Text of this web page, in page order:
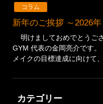
コラム
新年のご挨拶 ～2026
明けましておめでとうご
GYM 代表の金岡亮介です
メイクの目標達成に向け
カテゴリー